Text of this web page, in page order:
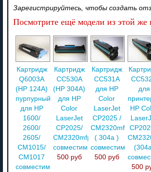
Зарегистрируйтесь, чтобы создать
Посмотрите ещё модели из этой же
Картридж
Q6003A
(HP 124A)
пурпурный
для HP
1600/
2600/
2605/
CM1015/
CM1017
совместимый
Картридж
CC530A
(HP 304A)
для HP
Color
LaserJet
CP2025/
CM2320mfp
совместимый
500 руб
Картридж
CC531A
для HP
Color
LaserJet
CP2025 /
CM2320mfp
( 304a )
совместимый
500 руб
для
HP
500